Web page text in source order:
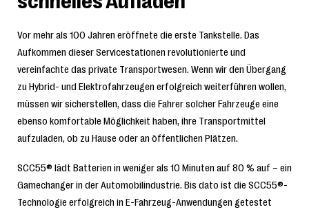
Vor mehr als 100 Jahren eröffnete die erste Tankstelle. Das
Aufkommen dieser Servicestationen revolutionierte und
vereinfachte das private Transportwesen. Wenn wir den Übergang
zu Hybrid- und Elektrofahrzeugen erfolgreich weiterführen wollen,
müssen wir sicherstellen, dass die Fahrer solcher Fahrzeuge eine
ebenso komfortable Möglichkeit haben, ihre Transportmittel
aufzuladen, ob zu Hause oder an öffentlichen Plätzen.
SCC55® lädt Batterien in weniger als 10 Minuten auf 80 % auf – ein
Gamechanger in der Automobilindustrie. Bis dato ist die SCC55®-
Technologie erfolgreich in E-Fahrzeug-Anwendungen getestet